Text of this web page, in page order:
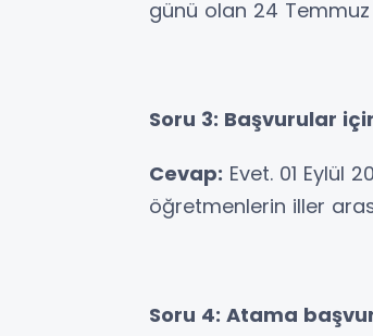
günü olan 24
Soru 3: Başvurular
Cevap: Evet. 01 Eylül
öğretmenlerin iller
Soru 4: Atama